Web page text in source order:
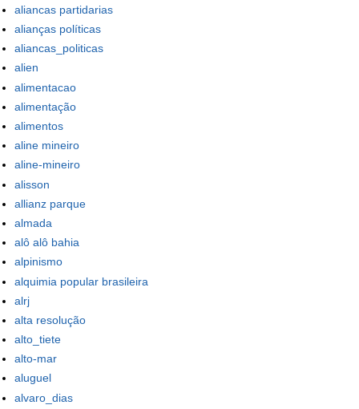
aliancas partidarias
alianças políticas
aliancas_politicas
alien
alimentacao
alimentação
alimentos
aline mineiro
aline-mineiro
alisson
allianz parque
almada
alô alô bahia
alpinismo
alquimia popular brasileira
alrj
alta resolução
alto_tiete
alto-mar
aluguel
alvaro_dias